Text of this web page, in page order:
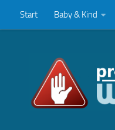
Zum Inhalt springen
Start Baby & Kind